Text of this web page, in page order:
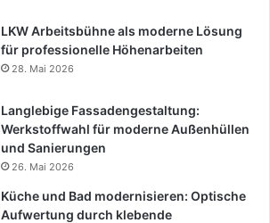
LKW Arbeitsbühne als moderne Lösung
für professionelle Höhenarbeiten
28. Mai 2026
Langlebige Fassadengestaltung:
Werkstoffwahl für moderne Außenhüllen
und Sanierungen
26. Mai 2026
Küche und Bad modernisieren: Optische
Aufwertung durch klebende